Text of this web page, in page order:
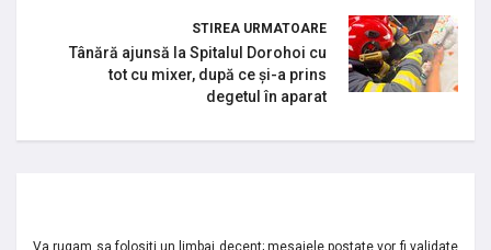
STIREA URMATOARE
Tânără ajunsă la Spitalul Dorohoi cu
tot cu mixer, după ce și-a prins
degetul în aparat
Va rugam sa folositi un limbaj decent; mesajele postate vor fi validate